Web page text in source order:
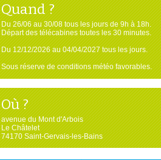
Quand ?
Du 26/06 au 30/08 tous les jours de 9h à 18h.
Départ des télécabines toutes les 30 minutes.
Du 12/12/2026 au 04/04/2027 tous les jours.
Sous réserve de conditions météo favorables.
Où ?
avenue du Mont d'Arbois
Le Châtelet
74170 Saint-Gervais-les-Bains